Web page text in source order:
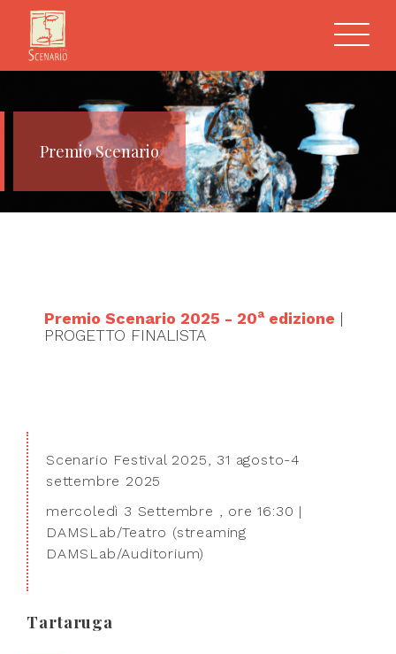
Premio Scenario
Premio Scenario 2025 - 20a edizione |
PROGETTO FINALISTA
Scenario Festival 2025, 31 agosto-4
settembre 2025
mercoledì 3 Settembre , ore 16:30 |
DAMSLab/Teatro (streaming
DAMSLab/Auditorium)
Tartaruga